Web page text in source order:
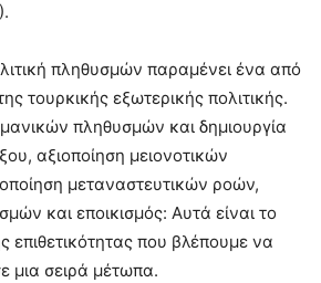
πληθυσμών παραμένει ένα από
τουρκικής εξωτερικής πολιτικής.
πληθυσμών και δημιουργία
αξιοποίηση μειονοτικών
μεταναστευτικών ροών,
και εποικισμός: Αυτά είναι το
επιθετικότητας που βλέπουμε να
μια σειρά μέτωπα.